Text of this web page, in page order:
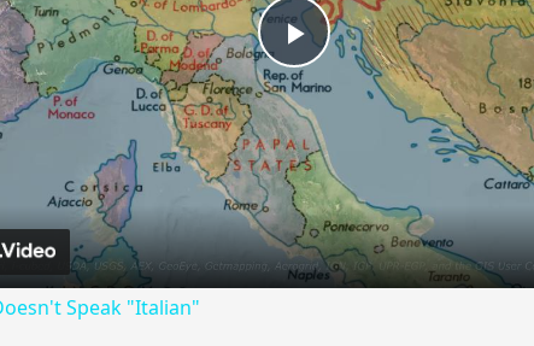
Play
Video
Speak "Italian"